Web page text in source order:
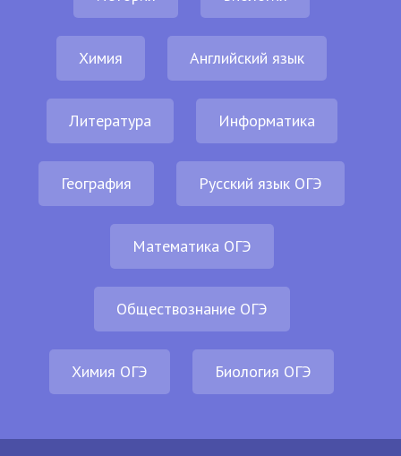
Химия Английский язык
Литература Информатика
География Русский язык ОГЭ
Математика ОГЭ
Обществознание ОГЭ
Химия ОГЭ Биология ОГЭ